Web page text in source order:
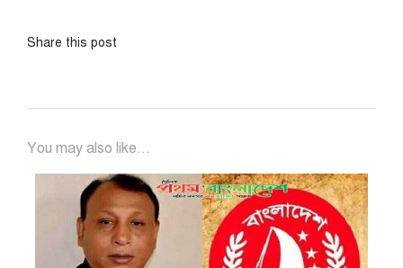
Share this post
You may also like...